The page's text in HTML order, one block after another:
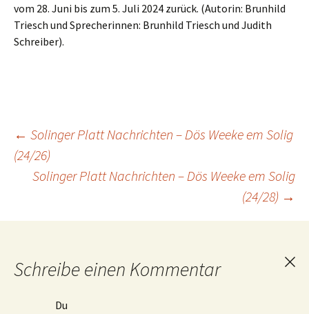
vom 28. Juni bis zum 5. Juli 2024 zurück. (Autorin: Brunhild
Triesch und Sprecherinnen: Brunhild Triesch und Judith
Schreiber).
Beitragsnavigation
← Solinger Platt Nachrichten – Dös Weeke em Solig
(24/26)
Solinger Platt Nachrichten – Dös Weeke em Solig
(24/28) →
Schreibe einen Kommentar
Du